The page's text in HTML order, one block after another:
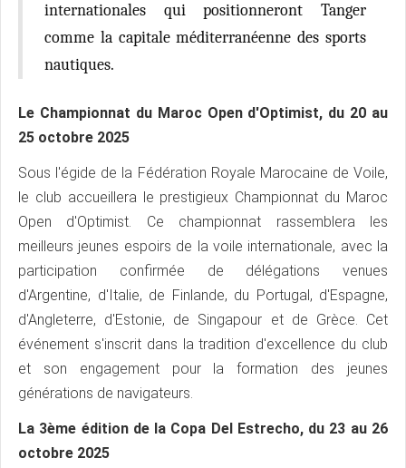
internationales qui positionneront Tanger
comme la capitale méditerranéenne des sports
nautiques.
Le Championnat du Maroc Open d'Optimist, du 20 au
25 octobre 2025
Sous l'égide de la Fédération Royale Marocaine de Voile,
le club accueillera le prestigieux Championnat du Maroc
Open d'Optimist. Ce championnat rassemblera les
meilleurs jeunes espoirs de la voile internationale, avec la
participation confirmée de délégations venues
d'Argentine, d'Italie, de Finlande, du Portugal, d'Espagne,
d'Angleterre, d'Estonie, de Singapour et de Grèce. Cet
événement s'inscrit dans la tradition d'excellence du club
et son engagement pour la formation des jeunes
générations de navigateurs.
La 3ème édition de la Copa Del Estrecho, du 23 au 26
octobre 2025